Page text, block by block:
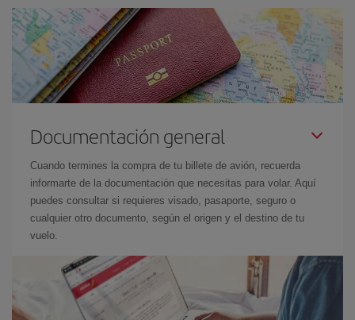
Documentación general
Cuando termines la compra de tu billete de avión, recuerda
informarte de la documentación que necesitas para volar. Aquí
puedes consultar si requieres visado, pasaporte, seguro o
cualquier otro documento, según el origen y el destino de tu
vuelo.